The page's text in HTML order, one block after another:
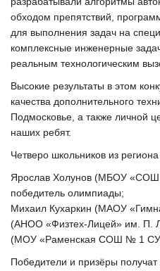
обходом препятствий,
для выполнения задач на
комплексные инженерные
реальным технологическим
Высокие результаты в этом
качества дополнительного
Подмосковье, а также личной
наших ребят.
Четверо школьников из
Ярослав Холунов (МБОУ
победитель олимпиады;
Михаил Кухаркин (МАОУ
(АНОО «Физтех-Лицей» им. П.
(МОУ «Раменская СОШ № 1
Победители и призёры